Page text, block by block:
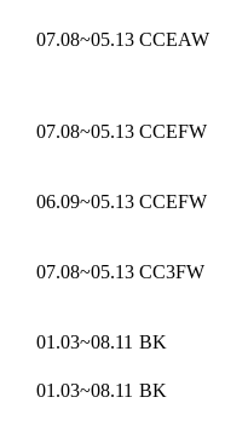
07.08~05.13 CCEAW
07.08~05.13 CCEFW
06.09~05.13 CCEFW
07.08~05.13 CC3FW
01.03~08.11 BK
01.03~08.11 BK